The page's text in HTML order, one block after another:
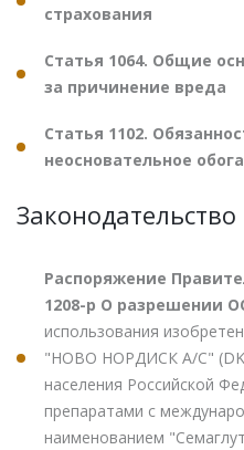
страхования
Статья 1064. Общие
за причинение вреда
Статья 1102.
неосновательное
Законодательство
Распоряжение
1208-р О разрешении
использования
"НОВО НОРДИСК А/С" (DK)
населения Российской
препаратами с
наименованием